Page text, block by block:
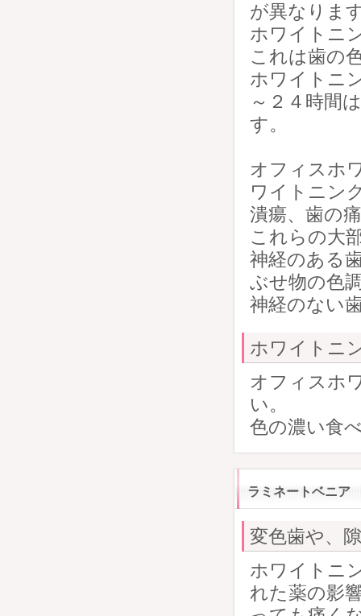
が異なりま
ホワイトニ
これは歯の
ホワイトニ
～２４時間
す。
オフィスホ
ワイトニン
潰瘍、歯の
これらの大
神経のある
ぶせ物の色
神経のない
ホワイトニ
オフィスホ
い。
色の濃い食
ラミネートベニア
変色歯や、
ホワイトニ
れた薬の影